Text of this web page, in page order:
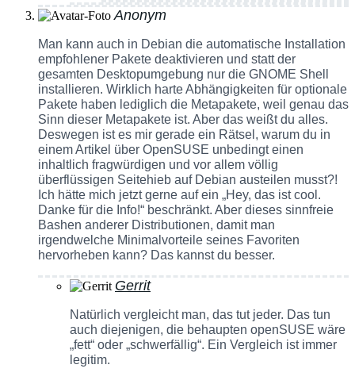
Anonym
Man kann auch in Debian die automatische Installation
empfohlener Pakete deaktivieren und statt der
gesamten Desktopumgebung nur die GNOME Shell
installieren. Wirklich harte Abhängigkeiten für optionale
Pakete haben lediglich die Metapakete, weil genau das
Sinn dieser Metapakete ist. Aber das weißt du alles.
Deswegen ist es mir gerade ein Rätsel, warum du in
einem Artikel über OpenSUSE unbedingt einen
inhaltlich fragwürdigen und vor allem völlig
überflüssigen Seitehieb auf Debian austeilen musst?!
Ich hätte mich jetzt gerne auf ein „Hey, das ist cool.
Danke für die Info!“ beschränkt. Aber dieses sinnfreie
Bashen anderer Distributionen, damit man
irgendwelche Minimalvorteile seines Favoriten
hervorheben kann? Das kannst du besser.
Gerrit
Natürlich vergleicht man, das tut jeder. Das tun
auch diejenigen, die behaupten openSUSE wäre
„fett“ oder „schwerfällig“. Ein Vergleich ist immer
legitim.